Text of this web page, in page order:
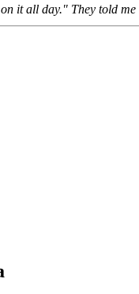
on it all day." They told me